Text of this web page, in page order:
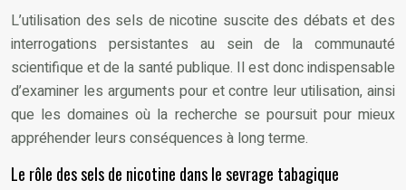
L’utilisation des sels de nicotine suscite des débats et des
interrogations persistantes au sein de la communauté
scientifique et de la santé publique. Il est donc indispensable
d’examiner les arguments pour et contre leur utilisation, ainsi
que les domaines où la recherche se poursuit pour mieux
appréhender leurs conséquences à long terme.
Le rôle des sels de nicotine dans le sevrage tabagique